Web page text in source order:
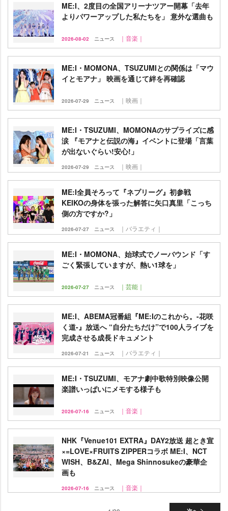
ME:I、2度目の全国アリーナツアー開幕「去年
よりパワーアップした私たちを」 意外な選曲も
2026-08-02 ニュース ｜音楽｜
ME:I・MOMONA、TSUZUMIとの関係は「マウ
イとモアナ」 映画を通じて絆を再確認
2026-07-29 ニュース ｜映画｜
ME:I・TSUZUMI、MOMONAのサプライズに感
涙 『モアナと伝説の海』イベントに登場「言葉
が出ないぐらい!安心!」
2026-07-29 ニュース ｜映画｜
ME:I全員そろって『ネプリーグ』初参戦
KEIKOの身体を張った解答に矢口真里「こっち
側の方ですか?」
2026-07-27 ニュース ｜バラエティ｜
ME:I・MOMONA、始球式でノーバウンド「す
ごく緊張していますが、熱い1球を」
2026-07-27 ニュース ｜芸能｜
ME:I、ABEMA冠番組『ME:Iのこれから。-花咲
く道-』放送へ “自分たちだけ”で100人ライブを
完成させる成長ドキュメント
2026-07-21 ニュース ｜バラエティ｜
ME:I・TSUZUMI、モアナ劇中歌特別映像公開
楽譜いっぱいにメモする様子も
2026-07-16 ニュース ｜音楽｜
NHK『Venue101 EXTRA』DAY2放送 超とき宣
×=LOVE×FRUITS ZIPPERコラボ ME:I、NCT
WISH、B&ZAI、Mega Shinnosukeの豪華企
画も
2026-07-16 ニュース ｜音楽｜